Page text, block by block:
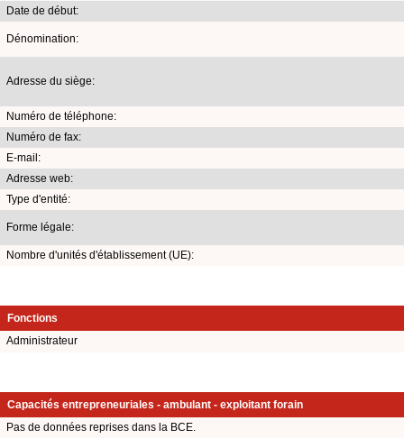
Date de début:
Dénomination:
Adresse du siège:
Numéro de téléphone:
Numéro de fax:
E-mail:
Adresse web:
Type d'entité:
Forme légale:
Nombre d'unités d'établissement (UE):
Fonctions
Administrateur
Capacités entrepreneuriales - ambulant - exploitant forain
Pas de données reprises dans la BCE.